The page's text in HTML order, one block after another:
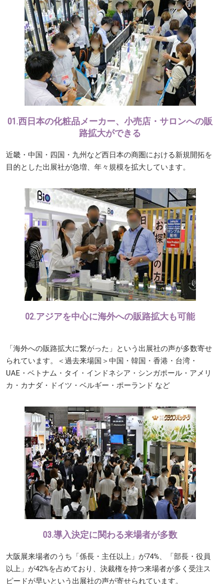
01.西日本の化粧品メーカー、小売店・サロンへの販
路拡大ができる
近畿・中国・四国・九州など西日本の商圏における新規開拓を
目的とした出展社が急増、年々規模を拡大しています。
02.アジアを中心に海外への販路拡大も可能
「海外への販路拡大に繋がった」という出展社の声が多数寄せ
られています。＜過去来場国＞中国・韓国・香港・台湾・
UAE・ベトナム・タイ・インドネシア・シンガポール・アメリ
カ・カナダ・ドイツ・ベルギー・ポーランド など
03.導入決定に関わる来場者が多数
大阪展来場者のうち「係長・主任以上」が74%、「部長・役員
以上」が42%を占めており、決裁権を持つ来場者が多く受注ス
ピードが早いという出展社の声が寄せられています。